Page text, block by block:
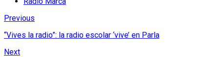
Previous
“Vives la radio”: la radio escolar ‘vive’ en Parla
Next